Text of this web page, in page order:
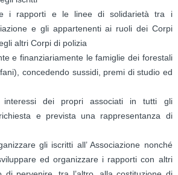
i rapporti e le linee di solidarietà tra i
e gli appartenenti ai ruoli dei Corpi
altri Corpi di polizia
e finanziariamente le famiglie dei forestali
concedendo sussidi, premi di studio ed
interessi dei propri associati in tutti gli
e prevista una rappresentanza di
gli iscritti all’ Associazione nonché
ed organizzare i rapporti con altri